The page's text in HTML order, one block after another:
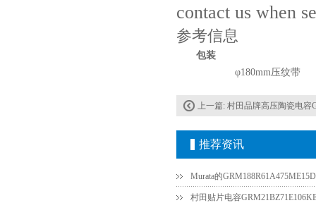
contact us when
参考信息
包装
φ180mm压纹带
上一篇: 村田品牌高压陶瓷电容
推荐资讯
Murata的
村田贴片电容